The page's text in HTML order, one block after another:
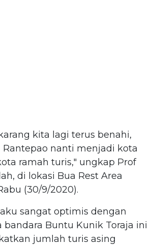
kita lagi terus benahi,
Rantepao nanti menjadi kota
ramah turis," ungkap Prof
di lokasi Bua Rest Area
(30/9/2020).
sangat optimis dengan
bandara Buntu Kunik Toraja ini
jumlah turis asing